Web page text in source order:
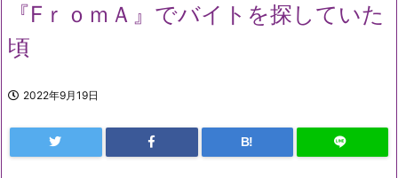
『FｒｏｍＡ』でバイトを探していた
頃
2022年9月19日
B!